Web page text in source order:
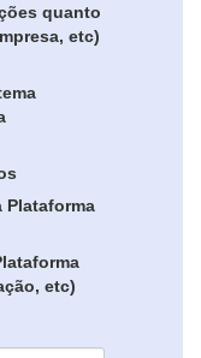
quanto
etc)
Plataforma
etc)